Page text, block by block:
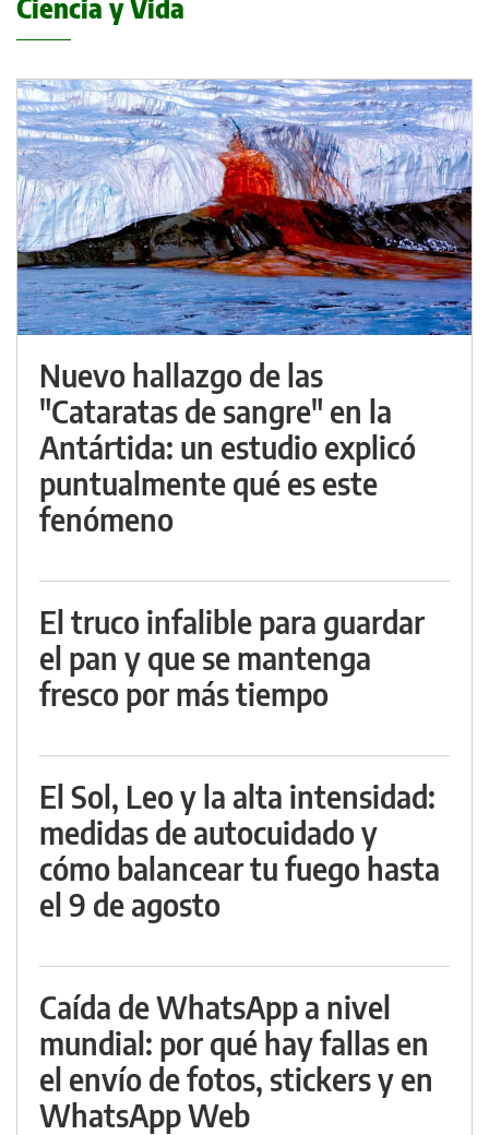
Ciencia y Vida
Nuevo hallazgo de las
"Cataratas de sangre" en la
Antártida: un estudio explicó
puntualmente qué es este
fenómeno
El truco infalible para guardar
el pan y que se mantenga
fresco por más tiempo
El Sol, Leo y la alta intensidad:
medidas de autocuidado y
cómo balancear tu fuego hasta
el 9 de agosto
Caída de WhatsApp a nivel
mundial: por qué hay fallas en
el envío de fotos, stickers y en
WhatsApp Web